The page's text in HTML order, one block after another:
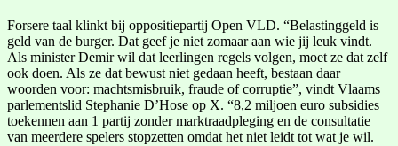
Forsere taal klinkt bij oppositiepartij Open VLD. “Belastinggeld is
geld van de burger. Dat geef je niet zomaar aan wie jij leuk vindt.
Als minister Demir wil dat leerlingen regels volgen, moet ze dat zelf
ook doen. Als ze dat bewust niet gedaan heeft, bestaan daar
woorden voor: machtsmisbruik, fraude of corruptie”, vindt Vlaams
parlementslid Stephanie D’Hose op X. “8,2 miljoen euro subsidies
toekennen aan 1 partij zonder marktraadpleging en de consultatie
van meerdere spelers stopzetten omdat het niet leidt tot wat je wil.